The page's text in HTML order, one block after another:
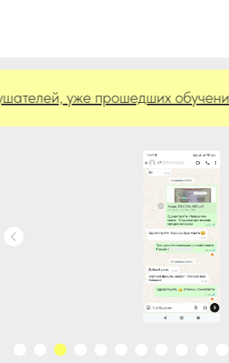
уже прошедших обучение